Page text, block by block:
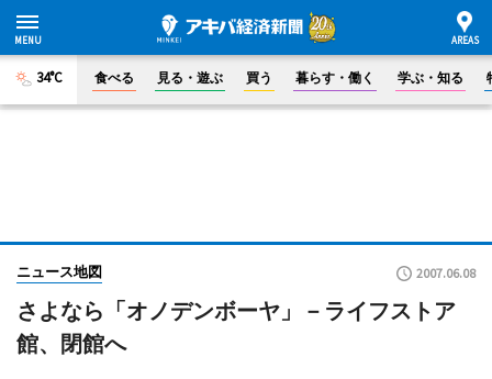
34°C 食べる 見る・遊ぶ 買う 暮らす・働く 学ぶ・知る
ニュース地図 2007.06.08
さよなら「オノデンボーヤ」－ライフストア
館、閉館へ